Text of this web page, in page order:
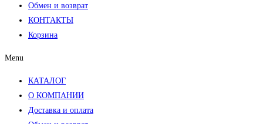
Обмен и возврат
КОНТАКТЫ
Корзина
Menu
КАТАЛОГ
О КОМПАНИИ
Доставка и оплата